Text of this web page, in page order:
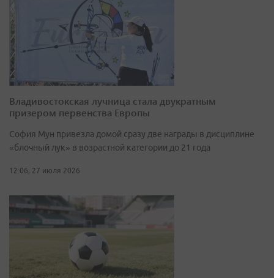
Владивостокская лучница стала двукратным
призером первенства Европы
София Мун привезла домой сразу две награды в дисциплине
«блочный лук» в возрастной категории до 21 года
12:06, 27 июля 2026